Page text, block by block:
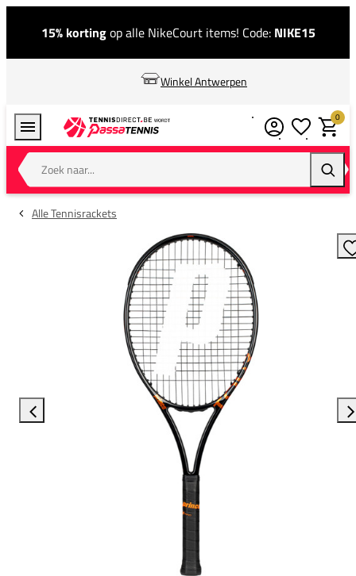
15% kortingop alle NikeCourt items! Code: NIKE15
Winkel Antwerpen
Zoek naar...
0
Alle Tennisrackets